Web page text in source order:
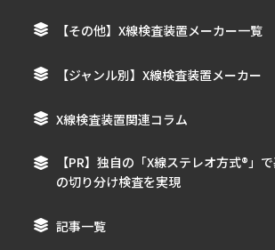
【その他】X線検査装置メーカー一覧
【ジャンル別】X線検査装置メーカー
X線検査装置関連コラム
【PR】独自の「X線ステレオ方式®︎」
の切り分け検査を実現
記事一覧